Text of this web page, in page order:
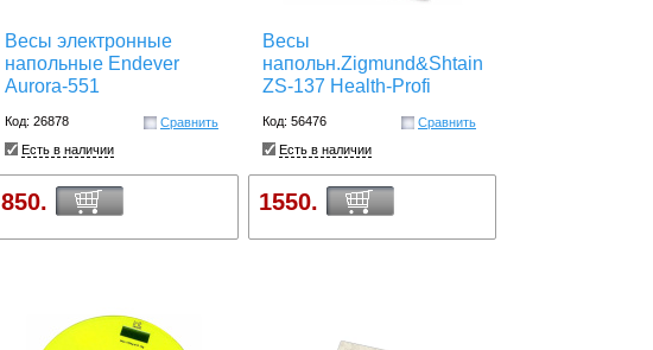
Весы электронные
напольные Endever
Aurora-551
Код: 26878
Сравнить
Есть в наличии
850.
Весы
напольн.Zigmund&Shtain
ZS-137 Health-Profi
Код: 56476
Сравнить
Есть в наличии
1550.